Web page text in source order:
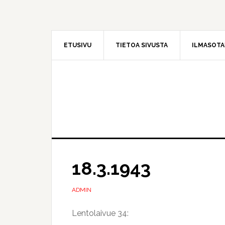
ETUSIVU TIETOA SIVUSTA
18.3.1943
ADMIN
Lentolaivue 34: